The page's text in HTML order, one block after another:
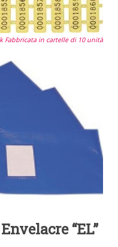
Fabbricata in cartelle di 10 unità
“EL”